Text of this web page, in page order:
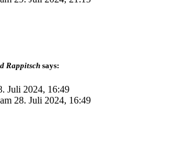
Rappitsch says:
Juli 2024, 16:49
28. Juli 2024, 16:49